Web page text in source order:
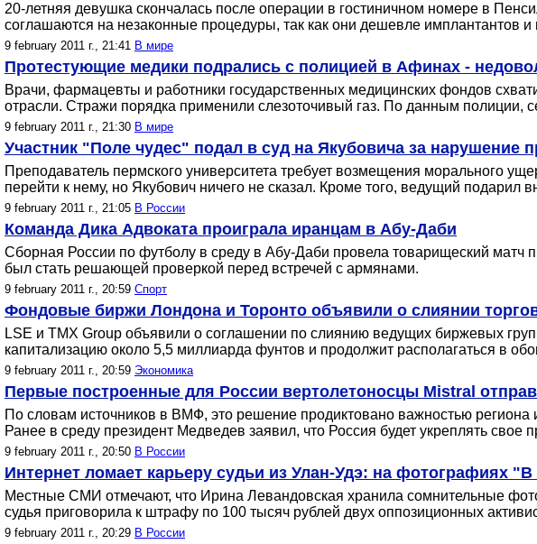
20-летняя девушка скончалась после операции в гостиничном номере в
соглашаются на незаконные процедуры, так как они дешевле имплантантов и
9 february 2011 г., 21:41 В мире
Протестующие медики подрались с полицией в Афинах -
Врачи, фармацевты и работники государственных медицинских фондов
отрасли. Стражи порядка применили слезоточивый газ. По данным полиции,
9 february 2011 г., 21:30 В мире
Участник "Поле чудес" подал в суд на Якубовича за нарушение
Преподаватель пермского университета требует возмещения морального
перейти к нему, но Якубович ничего не сказал. Кроме того, ведущий
9 february 2011 г., 21:05 В России
Команда Дика Адвоката проиграла иранцам в Абу-Даби
Сборная России по футболу в среду в Абу-Даби провела товарищеский
был стать решающей проверкой перед встречей с армянами.
9 february 2011 г., 20:59 Спорт
Фондовые биржи Лондона и Торонто объявили о слиянии
LSE и TMX Group объявили о соглашении по слиянию ведущих биржевых
капитализацию около 5,5 миллиарда фунтов и продолжит располагаться в
9 february 2011 г., 20:59 Экономика
Первые построенные для России вертолетоносцы Mistral
По словам источников в ВМФ, это решение продиктовано важностью
Ранее в среду президент Медведев заявил, что Россия будет укреплять
9 february 2011 г., 20:50 В России
Интернет ломает карьеру судьи из Улан-Удэ: на фотографиях "В
Местные СМИ отмечают, что Ирина Левандовская хранила сомнительные
судья приговорила к штрафу по 100 тысяч рублей двух оппозиционных
9 february 2011 г., 20:29 В России